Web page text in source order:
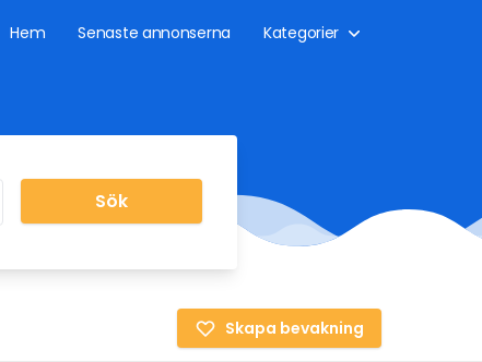
Hem Senaste annonserna Kategorier
Sök
Skapa bevakning